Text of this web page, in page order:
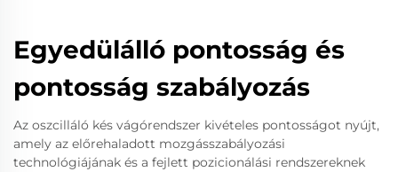
Egyedülálló pontosság és
pontosság szabályozás
Az oszcilláló kés vágórendszer kivételes pontosságot nyújt,
amely az előrehaladott mozgásszabályozási
technológiájának és a fejlett pozicionálási rendszereknek